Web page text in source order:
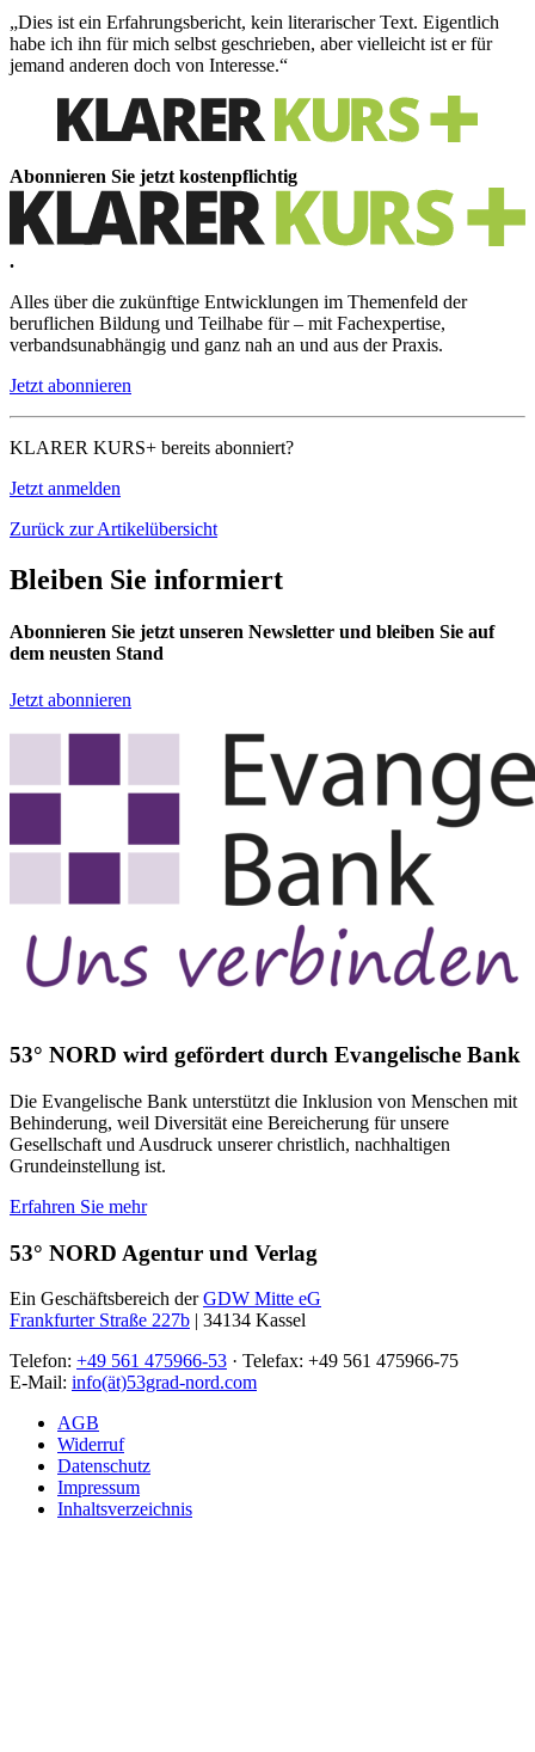
„Dies ist ein Erfahrungsbericht, kein literarischer Text. Eigentlich
habe ich ihn für mich selbst geschrieben, aber vielleicht ist er für
jemand anderen doch von Interesse.“
Abonnieren Sie jetzt kostenpflichtig
.
Alles über die zukünftige Entwicklungen im Themenfeld der
beruflichen Bildung und Teilhabe für – mit Fachexpertise,
verbandsunabhängig und ganz nah an und aus der Praxis.
Jetzt abonnieren
KLARER KURS+ bereits abonniert?
Jetzt anmelden
Zurück zur Artikelübersicht
Bleiben Sie informiert
Abonnieren Sie jetzt unseren Newsletter und bleiben Sie auf
dem neusten Stand
Jetzt abonnieren
53° NORD wird gefördert durch Evangelische Bank
Die Evangelische Bank unterstützt die Inklusion von Menschen mit
Behinderung, weil Diversität eine Bereicherung für unsere
Gesellschaft und Ausdruck unserer christlich, nachhaltigen
Grundeinstellung ist.
Erfahren Sie mehr
53° NORD Agentur und Verlag
Ein Geschäftsbereich derGDW Mitte eG
Frankfurter Straße 227b | 34134 Kassel
Telefon: +49 561 475966-53 · Telefax: +49 561 475966-75
E-Mail: info(ät)53grad-nord.com
AGB
Widerruf
Datenschutz
Impressum
Inhaltsverzeichnis